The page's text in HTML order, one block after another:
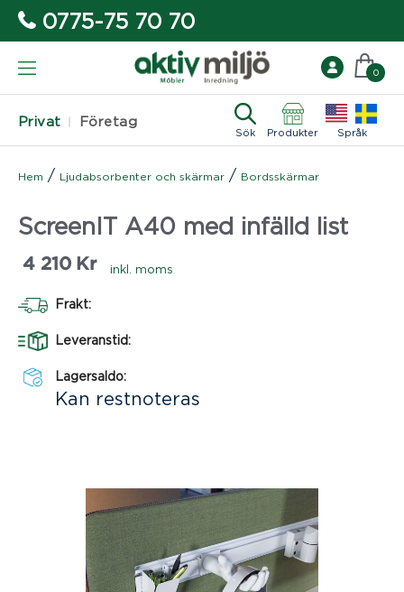
0775-75 70 70
Privat Företag
Sök Produkter Språk
0
Hem / Ljudabsorbenter och skärmar / Bordsskärmar
ScreenIT A40 med infälld list
4 210 Kr inkl. moms
Frakt:
Leveranstid:
Lagersaldo:
Kan restnoteras